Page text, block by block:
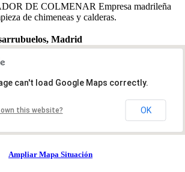
Empresa madrileña
de chimeneas y calderas.
Madrid
can't load Google Maps correctly.
own this website? OK
Ampliar Mapa Situación